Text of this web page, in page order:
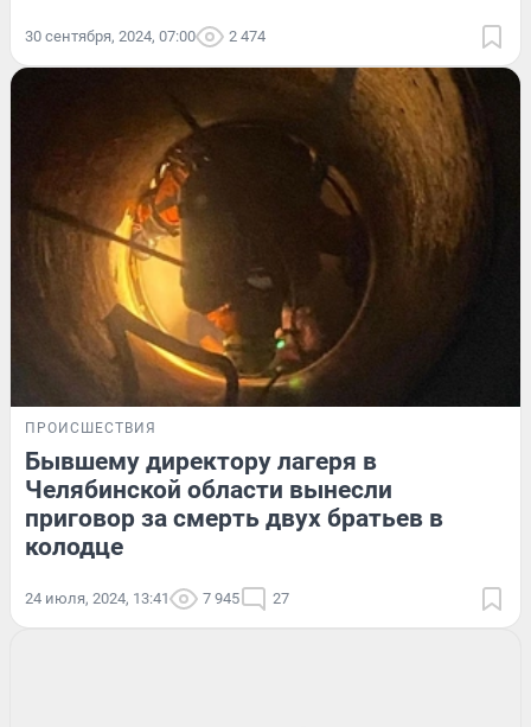
30 сентября, 2024, 07:00 2 474
ПРОИСШЕСТВИЯ
Бывшему директору лагеря в
Челябинской области вынесли
приговор за смерть двух братьев в
колодце
24 июля, 2024, 13:41 7 945 27